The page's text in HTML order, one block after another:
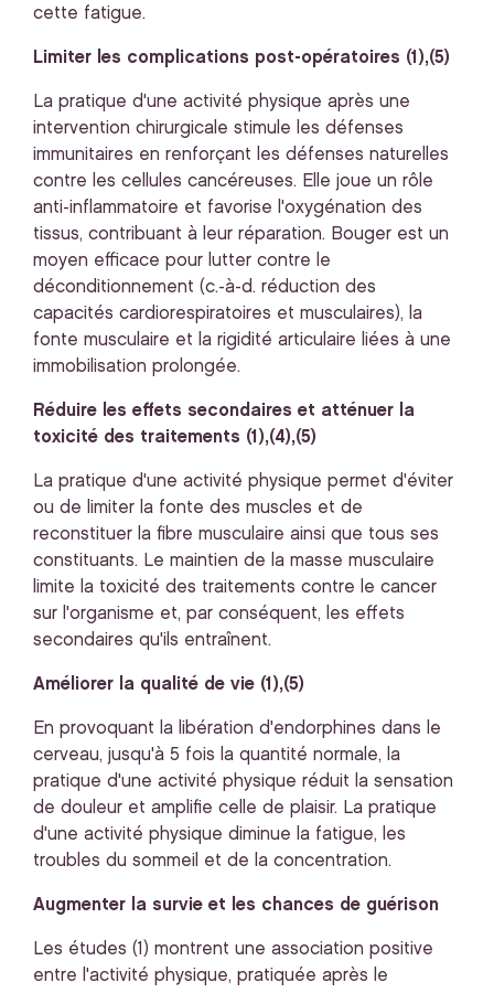
cette fatigue.
Limiter les complications post-opératoires (1),(5)
La pratique d'une activité physique après une
intervention chirurgicale stimule les défenses
immunitaires en renforçant les défenses naturelles
contre les cellules cancéreuses. Elle joue un rôle
anti-inflammatoire et favorise l'oxygénation des
tissus, contribuant à leur réparation. Bouger est un
moyen efficace pour lutter contre le
déconditionnement (c.-à-d. réduction des
capacités cardiorespiratoires et musculaires), la
fonte musculaire et la rigidité articulaire liées à une
immobilisation prolongée.
Réduire les effets secondaires et atténuer la
toxicité des traitements (1),(4),(5)
La pratique d'une activité physique permet d'éviter
ou de limiter la fonte des muscles et de
reconstituer la fibre musculaire ainsi que tous ses
constituants. Le maintien de la masse musculaire
limite la toxicité des traitements contre le cancer
sur l'organisme et, par conséquent, les effets
secondaires qu'ils entraînent.
Améliorer la qualité de vie (1),(5)
En provoquant la libération d'endorphines dans le
cerveau, jusqu'à 5 fois la quantité normale, la
pratique d'une activité physique réduit la sensation
de douleur et amplifie celle de plaisir. La pratique
d'une activité physique diminue la fatigue, les
troubles du sommeil et de la concentration.
Augmenter la survie et les chances de guérison
Les études (1) montrent une association positive
entre l'activité physique, pratiquée après le